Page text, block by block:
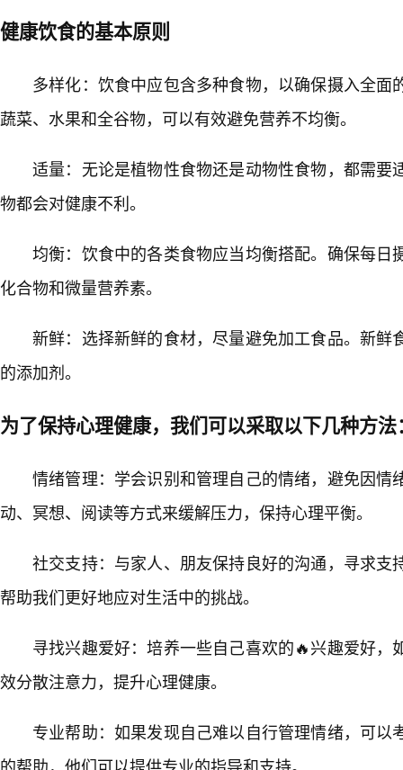
健康饮食的基本原则
多样化：饮食中应包含多种食物，以确保摄入全面
蔬菜、水果和全谷物，可以有效避免营养不均衡。
适量：无论是植物性食物还是动物性食物，都需要
物都会对健康不利。
均衡：饮食中的各类食物应当均衡搭配。确保每日
化合物和微量营养素。
新鲜：选择新鲜的食材，尽量避免加工食品。新鲜
的添加剂。
为了保持心理健康，我们可以采取以下几种方法
情绪管理：学会识别和管理自己的情绪，避免因情
动、冥想、阅读等方式来缓解压力，保持心理平衡。
社交支持：与家人、朋友保持良好的沟通，寻求支
帮助我们更好地应对生活中的挑战。
寻找兴趣爱好：培养一些自己喜欢的🔥兴趣爱好，
效分散注意力，提升心理健康。
专业帮助：如果发现自己难以自行管理情绪，可以